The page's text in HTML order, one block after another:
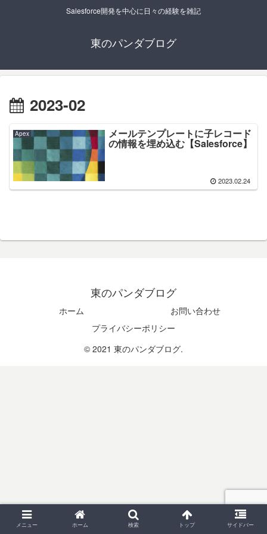
Salesforce開発を中心に日々の経験を雑記
東のパンダブログ
2023-02
Apex メールテンプレートに子レコード
の情報を埋め込む【Salesforce】
2023.02.24
東のパンダブログ
ホーム
お問い合わせ
プライバシーポリシー
© 2021 東のパンダブログ.
メニュー ホーム 検索 トップ サイドバー